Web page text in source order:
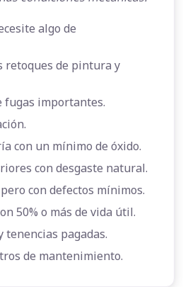
algo de
retoques de pintura y
fugas importantes.
con un mínimo de óxido.
con desgaste natural.
con defectos mínimos.
50% o más de vida útil.
tenencias pagadas.
de mantenimiento.